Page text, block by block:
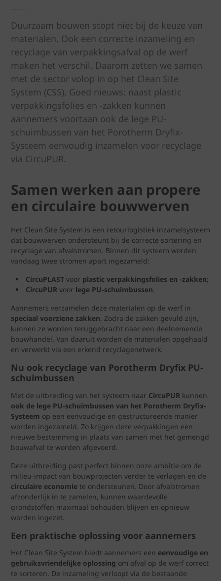
Duurzaam bouwen stopt niet bij de keuze van
materialen. Ook een correcte inzameling en
recyclage van verpakkingsafval op de werf
maken het verschil. Daarom zetten we samen
met de sector volop in op het Clean Site
System (CSS). Goed nieuws: naast plastic
verpakkingsfolies en -zakken kunnen
aannemers voortaan ook de lege PU-
schuimbussen van het Porotherm Dryfix-
Systeem eenvoudig inzamelen voor recyclage
via CircuPUR.
Samen werken aan propere
en circulaire bouwwerven
Het Clean Site System is een retourlogistiek inzamelsysteem
dat bouwwerven ondersteunt bij de correcte sortering en
recyclage van afvalstromen. Binnen dit systeem worden
vandaag twee stromen apart ingezameld:
CircuPLAST voor plastic verpakkingsfolies en -zakken;
CircuPUR voor lege PU-schuimbussen.
Aannemers verzamelen deze materialen op de werf in
speciaal voorziene zakken. Zodra de zakken gevuld zijn,
kunnen ze worden teruggebracht naar een deelnemende
bouwhandel. Van daaruit worden de materialen opgehaald
en verwerkt via een erkend recyclagenetwerk.
Nu ook recyclage van Porotherm Dryfix PU-
schuimbussen
Met de uitbreiding van het systeem naar CircuPUR kunnen
ook de lege PU-schuimbussen van het Porotherm Dryfix-
Systeem op een eenvoudige en gestructureerde manier
worden ingezameld. Zo krijgen deze verpakkingen een
nieuwe bestemming in plaats van samen met het gemengd
bouwafval te worden afgevoerd.
Deze uitbreiding past perfect binnen onze ambitie om de
milieu-impact van bouwprojecten verder te verlagen en de
circulaire economie te ondersteunen. Door afvalstromen
afzonderlijk in te zamelen, kunnen waardevolle
grondstoffen maximaal behouden blijven en opnieuw
worden ingezet.
Een praktische oplossing voor aannemers
Het Clean Site System biedt aannemers een eenvoudige en
gebruiksvriendelijke oplossing om afval op de werf correct
te sorteren. De inzameling verloopt via de bestaande